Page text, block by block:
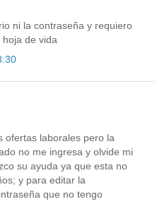
ni la contraseña y requiero
de vida
ofertas laborales pero la
no me ingresa y olvide mi
su ayuda ya que esta no
y para editar la
que no tengo